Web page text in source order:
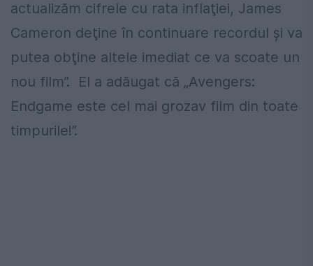
actualizăm cifrele cu rata inflaţiei, James
Cameron deţine în continuare recordul şi va
putea obţine altele imediat ce va scoate un
nou film”. El a adăugat că „Avengers:
Endgame este cel mai grozav film din toate
timpurile!”.